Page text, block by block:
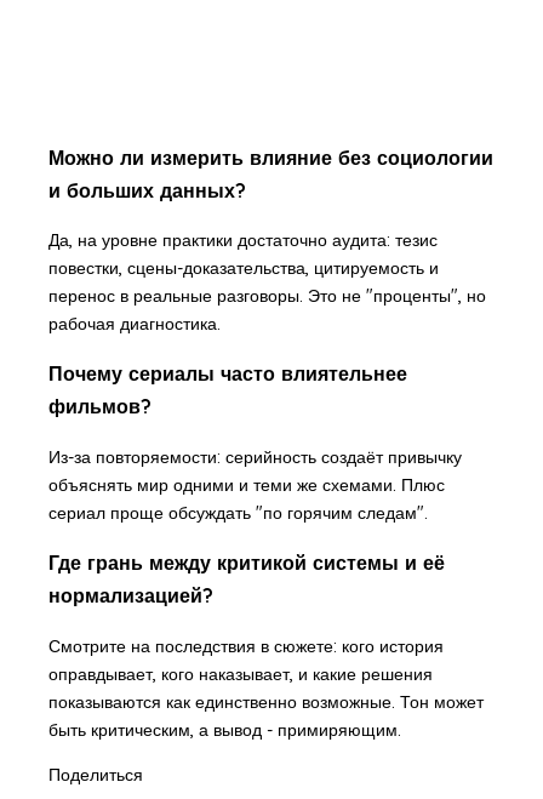
Можно ли измерить влияние без социологии
и больших данных?
Да, на уровне практики достаточно аудита: тезис
повестки, сцены-доказательства, цитируемость и
перенос в реальные разговоры. Это не "проценты", но
рабочая диагностика.
Почему сериалы часто влиятельнее
фильмов?
Из-за повторяемости: серийность создаёт привычку
объяснять мир одними и теми же схемами. Плюс
сериал проще обсуждать "по горячим следам".
Где грань между критикой системы и её
нормализацией?
Смотрите на последствия в сюжете: кого история
оправдывает, кого наказывает, и какие решения
показываются как единственно возможные. Тон может
быть критическим, а вывод - примиряющим.
Поделиться